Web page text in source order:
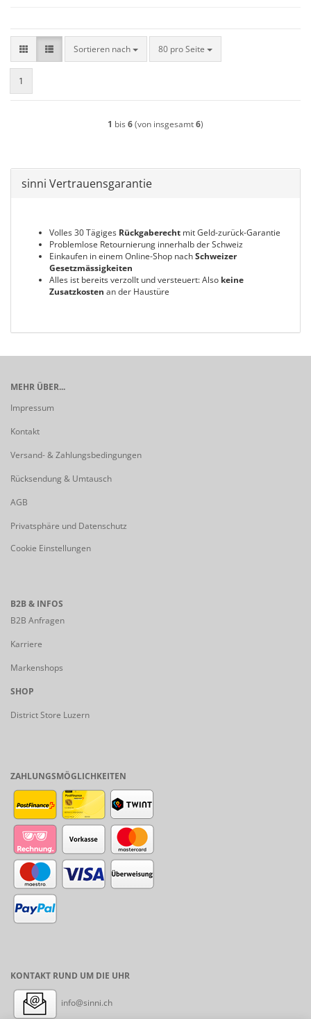
Sortieren nach
Sortieren nach 80 pro Seite
pro Seite
1
1 bis 6(von insgesamt6)
sinni Vertrauensgarantie
Volles 30 Tägiges Rückgaberecht mit Geld-zurück-Garantie
Problemlose Retournierung innerhalb der Schweiz
Einkaufen in einem Online-Shop nachSchweizer
Gesetzmässigkeiten
Alles ist bereits verzollt und versteuert: Also keine
Zusatzkosten an der Haustüre
MEHR ÜBER...
Impressum
Kontakt
Versand- & Zahlungsbedingungen
Rücksendung & Umtausch
AGB
Privatsphäre und Datenschutz
Cookie Einstellungen
B2B & INFOS
B2B Anfragen
Karriere
Markenshops
SHOP
District Store Luzern
ZAHLUNGSMÖGLICHKEITEN
KONTAKT RUND UM DIE UHR
info@sinni.ch